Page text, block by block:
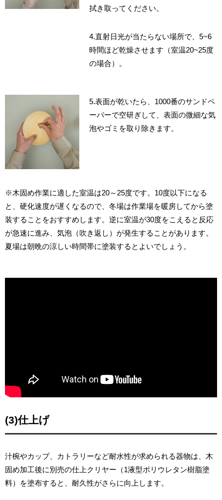
拭き取ってください。
4.直射日光が当たらない場所で、5~6
時間ほど乾燥させます（室温20~25度
の場合）。
5.表面が乾いたら、1000番のサンドペ
ーパーで空研ぎして、表面の微細な気
泡やゴミを取り除きます。
※木固め作業に適した室温は20～25度です。10度以下になる
と、硬化速度が遅くなるので、冬場は作業場を暖房してから塗
装することをおすすめします。逆に室温が30度をこえると反応
が急速に進み、気泡（吹き返し）が発生することがあります。
夏場は朝晩の涼しい時間帯に塗装するとよいでしょう。
(3)仕上げ
汁椀やカップ、カトラリーなど耐水性が求められる器物は、木
固め加工後に別売の仕上クリヤー（1液型ポリウレタン樹脂塗
料）を塗布すると、耐久性がさらに向上します。